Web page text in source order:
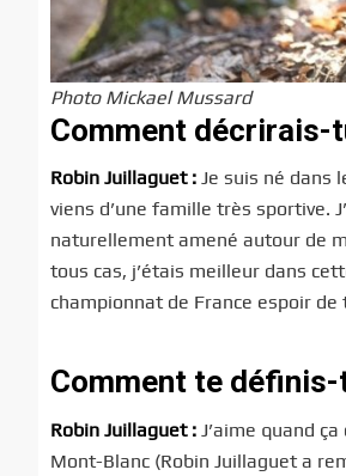
Photo Mickael Mussard
Comment décrirais-
Robin Juillaguet : Je suis né dans
viens d’une famille très sportive.
naturellement amené autour de
tous cas, j’étais meilleur dans
championnat de France espoir
Comment te définis-
Robin Juillaguet : J’aime quand
Mont-Blanc (Robin Juillaguet a